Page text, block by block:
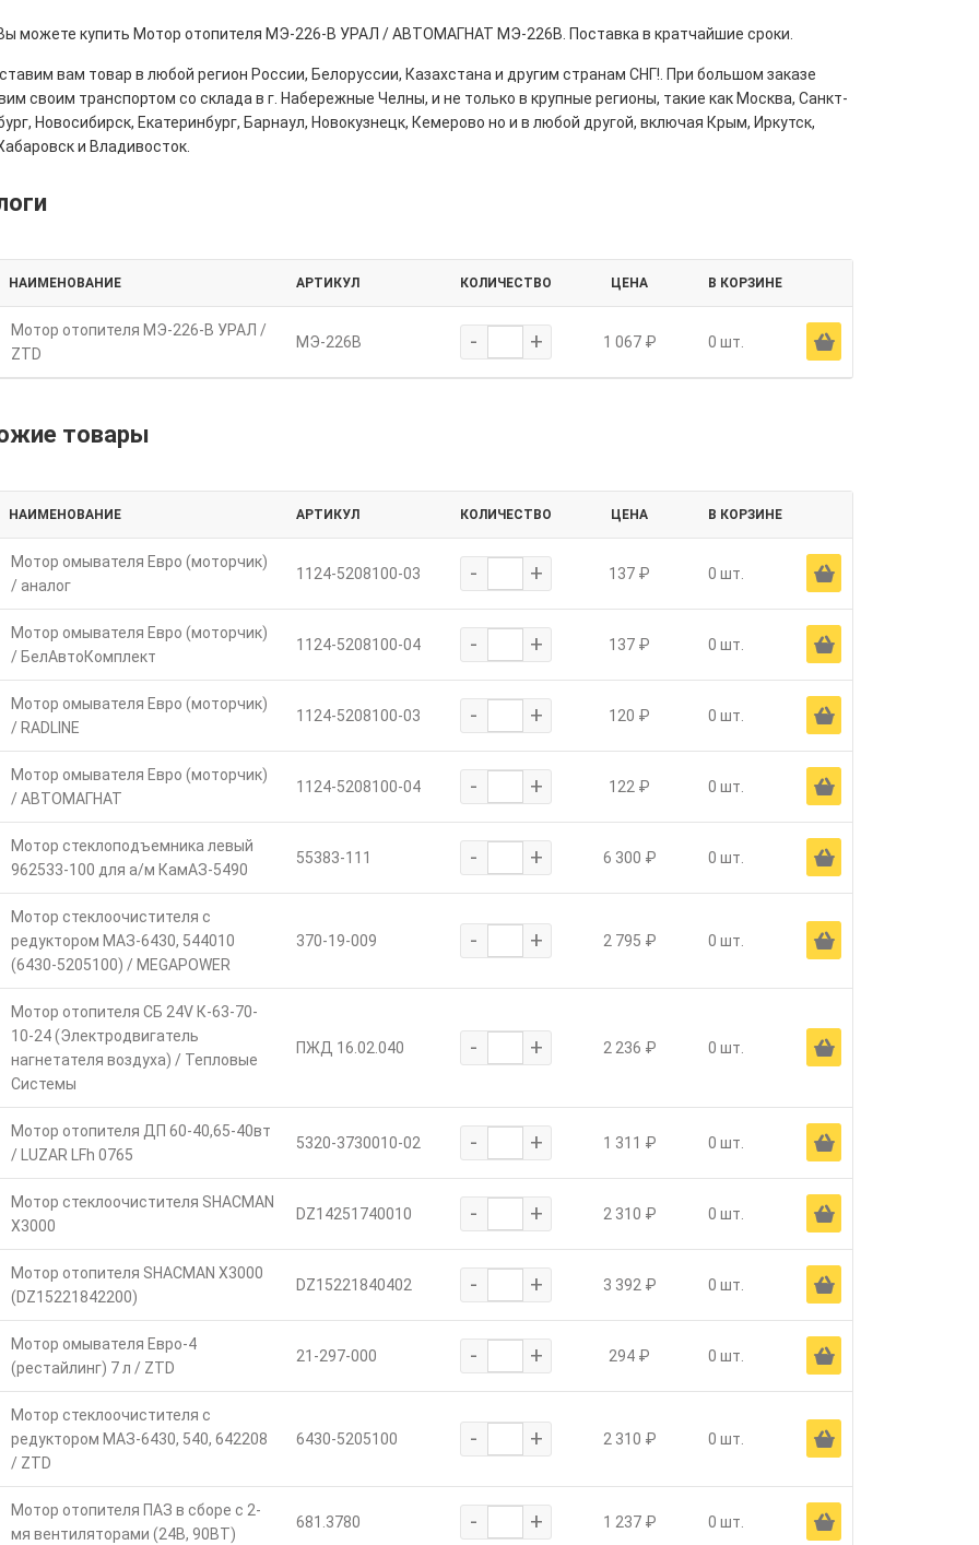
можете купить Мотор отопителя МЭ-226-В УРАЛ / АВТОМАГНАТ МЭ-226В. Поставка в кратчайшие сроки.
вам товар в любой регион России, Белоруссии, Казахстана и другим странам СНГ!. При большом заказе
своим транспортом со склада в г. Набережные Челны, и не только в крупные регионы, такие как Москва, Санкт-
Новосибирск, Екатеринбург, Барнаул, Новокузнецк, Кемерово но и в любой другой, включая Крым, Иркутск,
и Владивосток.
НАИМЕНОВАНИЕ АРТИКУЛ КОЛИЧЕСТВО ЦЕНА В КОРЗИНЕ
Мотор отопителя МЭ-226-В УРАЛ /
ZTD
МЭ-226В - + 1 067 ₽ 0 шт. Ä
товары
НАИМЕНОВАНИЕ АРТИКУЛ КОЛИЧЕСТВО ЦЕНА В КОРЗИНЕ
Мотор омывателя Евро (моторчик)
/ аналог
1124-5208100-03 - + 137 ₽ 0 шт. Ä
Мотор омывателя Евро (моторчик)
/ БелАвтоКомплект
1124-5208100-04 - + 137 ₽ 0 шт. Ä
Мотор омывателя Евро (моторчик)
/ RADLINE
1124-5208100-03 - + 120 ₽ 0 шт. Ä
Мотор омывателя Евро (моторчик)
/ АВТОМАГНАТ
1124-5208100-04 - + 122 ₽ 0 шт. Ä
Мотор стеклоподъемника левый
962533-100 для а/м КамАЗ-5490
55383-111 - + 6 300 ₽ 0 шт. Ä
Мотор стеклоочистителя с
редуктором МАЗ-6430, 544010
(6430-5205100) / MEGAPOWER
370-19-009 - + 2 795 ₽ 0 шт. Ä
Мотор отопителя СБ 24V К-63-70-
10-24 (Электродвигатель
нагнетателя воздуха) / Тепловые
Системы
ПЖД 16.02.040 - + 2 236 ₽ 0 шт. Ä
Мотор отопителя ДП 60-40,65-40вт
/ LUZAR LFh 0765
5320-3730010-02 - + 1 311 ₽ 0 шт. Ä
Мотор стеклоочистителя SHACMAN
X3000
DZ14251740010 - + 2 310 ₽ 0 шт. Ä
Мотор отопителя SHACMAN X3000
(DZ15221842200)
DZ15221840402 - + 3 392 ₽ 0 шт. Ä
Мотор омывателя Евро-4
(рестайлинг) 7 л / ZTD
21-297-000 - + 294 ₽ 0 шт. Ä
Мотор стеклоочистителя с
редуктором МАЗ-6430, 540, 642208
/ ZTD
6430-5205100 - + 2 310 ₽ 0 шт. Ä
Мотор отопителя ПАЗ в сборе с 2-
мя вентиляторами (24В, 90ВТ)
681.3780 - + 1 237 ₽ 0 шт. Ä